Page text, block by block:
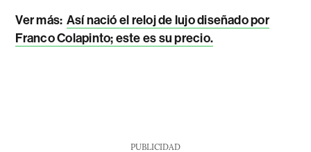
Ver más: Así nació el reloj de lujo diseñado por
Franco Colapinto; este es su precio.
PUBLICIDAD